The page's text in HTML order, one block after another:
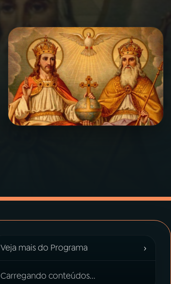
Veja mais do Programa ›
Carregando conteúdos...